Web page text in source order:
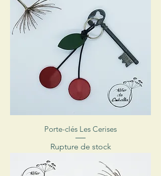
Porte-clés Les Cerises
Rupture de stock